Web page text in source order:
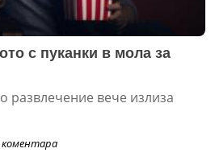
с пуканки в мола за
развлечение вече излиза
коментара